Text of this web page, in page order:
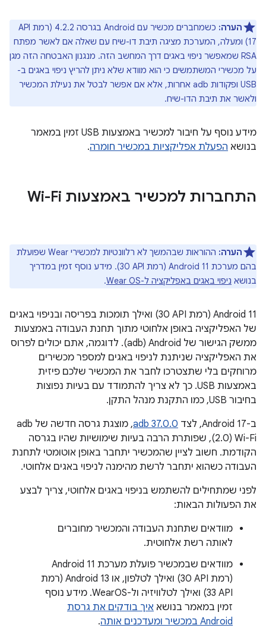
הערה:
17) ומעלה, המערכת מציגה תיבת דו-שיח עם שאלה אם לאשר מפתח
RSA שמאפשר ניפוי באגים דרך המחשב הזה. מנגנון האבטחה הזה מגן
על מכשירי המשתמשים כי הוא מוודא שלא ניתן להריץ ניפוי באגים ב-
USB ופקודות adb אחרות, אלא אם אפשר לבטל את נעילת המכשיר
ולאשר את תיבת הדו-שיח.
מידע נוסף על חיבור למכשיר באמצעות USB זמין במאמר
בנושא הפעלת אפליקציות במכשיר חומרה.
התחברות למכשיר באמצעות Wi-Fi
הערה:
ההוראות שבהמשך לא רלוונטיות למכשירי Wear שפועלת
בהם מערכת Android 11 (רמת API ‏30). מידע נוסף זמין במדריך
בנושא ניפוי באגים באפליקציה ל-Wear OS .
‫Android 11 (רמת API‏ 30) ואילך תומכות בפריסה ובניפוי באגים
של האפליקציה באופן אלחוטי מתוך תחנת העבודה באמצעות
ממשק הגישור של Android‏ (adb). לדוגמה, אתם יכולים לפרוס
את האפליקציה שניתנת לניפוי באגים למספר מכשירים
מרוחקים בלי שתצטרכו לחבר את המכשיר שלכם פיזית
באמצעות USB. כך לא צריך להתמודד עם בעיות נפוצות
בחיבור USB, כמו התקנת מנהל התקן.
ב-Android 17, לצד
adb 37.0.0
, מוצגת גרסה חדשה של adb
Wi-Fi‏ (2.0), שפותרת הרבה בעיות שימושיות שהיו בגרסה
הקודמת. חשוב לציין שהמכשיר יתחבר באופן אוטומטי לתחנת
העבודה כשהוא יתחבר לרשת מהימנה לניפוי באגים אלחוטי.
לפני שמתחילים להשתמש בניפוי באגים אלחוטי, צריך לבצע
את הפעולות הבאות:
מוודאים שתחנת העבודה והמכשיר מחוברים
לאותה רשת אלחוטית.
מוודאים שבמכשיר פועלת מערכת Android 11
(רמת API ‏30) ואילך לטלפון, או Android 13 (רמת
API ‏33) ואילך לטלוויזיה ול-WearOS. מידע נוסף
זמין במאמר בנושא איך בודקים את גרסת
Android במכשיר ומעדכנים אותה
.